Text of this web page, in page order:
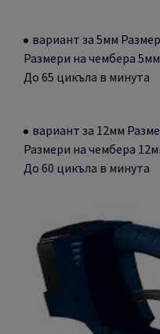
вариант за 5мм
Размери на чембера 5мм
До 65 цикъла в минута
вариант за 12мм
Размери на чембера
До 60 цикъла в минута